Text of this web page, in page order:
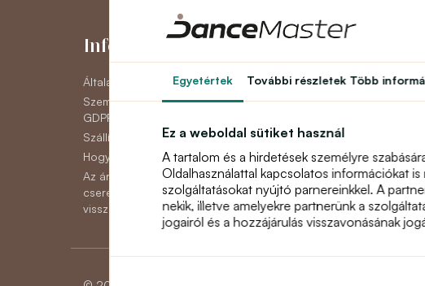
Egyetértek További részletek Több
Ez a weboldal sütiket használ
A tartalom és a hirdetések személyre
Oldalhasználattal kapcsolatos információkat
szolgáltatásokat nyújtó parnereinkkel. A
nekik, illetve amelyekre partnerünk a
jogairól és a hozzájárulás visszavonásának
Információk
Általános szerződési feltételek
Személyes adatok védelme
GDPR
Szállítás
Hogyan lehet fizetni
Az áruk reklamációjának,
cseréjének vagy
visszaküldésének módja
Fiókom
Eddigi megrendeléseim